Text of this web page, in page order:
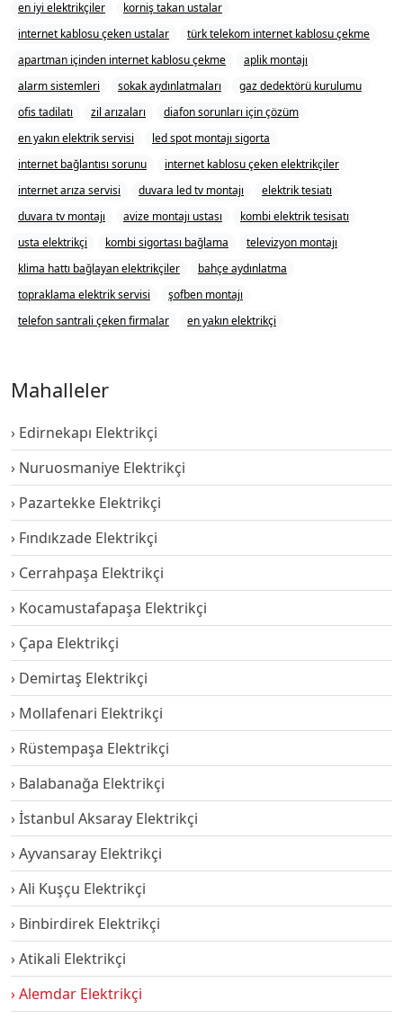
en iyi elektrikçiler
korniş takan ustalar
internet kablosu çeken ustalar
türk telekom internet kablosu çekme
apartman içinden internet kablosu çekme
aplik montajı
alarm sistemleri
sokak aydınlatmaları
gaz dedektörü kurulumu
ofis tadilatı
zil arızaları
diafon sorunları için çözüm
en yakın elektrik servisi
led spot montajı sigorta
internet bağlantısı sorunu
internet kablosu çeken elektrikçiler
internet arıza servisi
duvara led tv montajı
elektrik tesiatı
duvara tv montajı
avize montajı ustası
kombi elektrik tesisatı
usta elektrikçi
kombi sigortası bağlama
televizyon montajı
klima hattı bağlayan elektrikçiler
bahçe aydınlatma
topraklama elektrik servisi
şofben montajı
telefon santrali çeken firmalar
en yakın elektrikçi
Mahalleler
Edirnekapı Elektrikçi
Nuruosmaniye Elektrikçi
Pazartekke Elektrikçi
Fındıkzade Elektrikçi
Cerrahpaşa Elektrikçi
Kocamustafapaşa Elektrikçi
Çapa Elektrikçi
Demirtaş Elektrikçi
Mollafenari Elektrikçi
Rüstempaşa Elektrikçi
Balabanağa Elektrikçi
İstanbul Aksaray Elektrikçi
Ayvansaray Elektrikçi
Ali Kuşçu Elektrikçi
Binbirdirek Elektrikçi
Atikali Elektrikçi
Alemdar Elektrikçi